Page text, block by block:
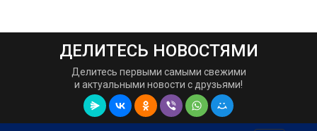
ДЕЛИТЕСЬ НОВОСТЯМИ
Делитесь первыми самыми свежими
и актуальными новости с друзьями!